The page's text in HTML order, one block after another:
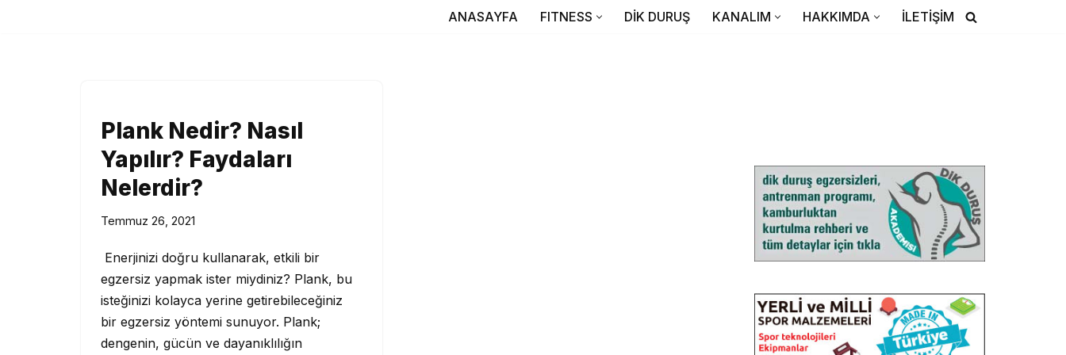
ANASAYFA FITNESS DİK DURUŞ KANALIM HAKKIMDA İLETİŞİM
Plank Nedir? Nasıl
Yapılır? Faydaları
Nelerdir?
Temmuz 26, 2021
Enerjinizi doğru kullanarak, etkili bir
egzersiz yapmak ister miydiniz? Plank, bu
isteğinizi kolayca yerine getirebileceğiniz
bir egzersiz yöntemi sunuyor. Plank;
dengenin, gücün ve dayanıklılığın
TEMIN ETMEK İÇIN TIKLAYIN